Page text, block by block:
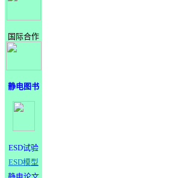
国际合作
静电图书
ESD试验
ESD模型